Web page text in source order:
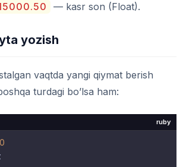
— kasr son (Float).
yozish
vaqtda yangi qiymat berish
turdagi bo’lsa ham:
ruby